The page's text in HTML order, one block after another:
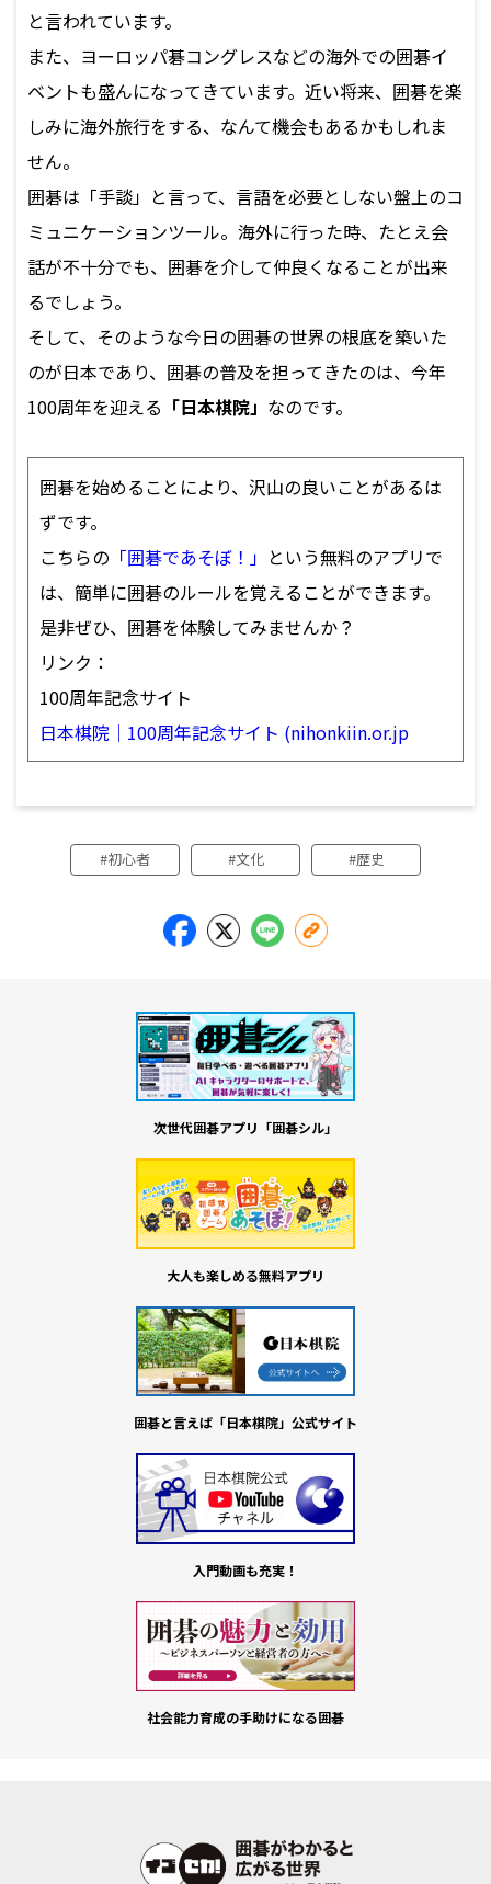
と言われています。
また、ヨーロッパ碁コングレスなどの海外での囲碁イ
ベントも盛んになってきています。近い将来、囲碁を楽
しみに海外旅行をする、なんて機会もあるかもしれま
せん。
囲碁は「手談」と言って、言語を必要としない盤上のコ
ミュニケーションツール。海外に行った時、たとえ会
話が不十分でも、囲碁を介して仲良くなることが出来
るでしょう。
そして、そのような今日の囲碁の世界の根底を築いた
のが日本であり、囲碁の普及を担ってきたのは、今年
100周年を迎える 「日本棋院」 なのです。
囲碁を始めることにより、沢山の良いことがあるは
ずです。
こちらの 「囲碁であそぼ！」 という無料のアプリで
は、簡単に囲碁のルールを覚えることができます。
是非ぜひ、囲碁を体験してみませんか？
リンク：
100周年記念サイト
日本棋院｜100周年記念サイト (nihonkiin.or.jp
初心者 文化 歴史
次世代囲碁アプリ「囲碁シル」
大人も楽しめる無料アプリ
囲碁と言えば「日本棋院」公式サイト
入門動画も充実！
社会能力育成の手助けになる囲碁